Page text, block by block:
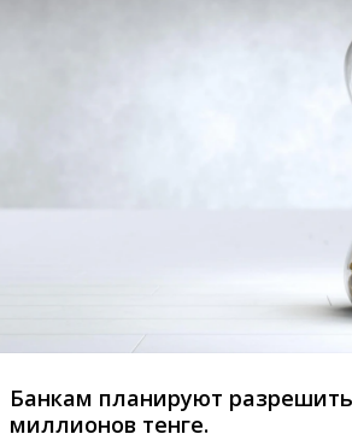
Банкам планируют
миллионов тенге.